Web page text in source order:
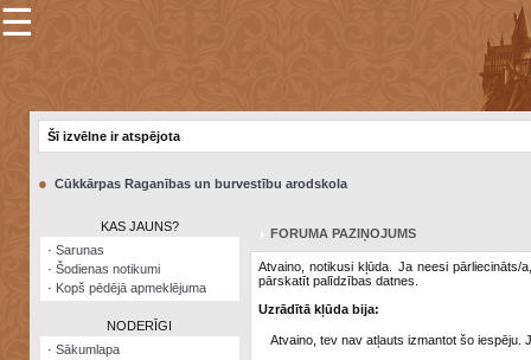
×
Šodienas
notikumi
☰
Šī izvēlne ir atspējota
● Cūkkārpas Raganības un burvestību arodskola
KAS JAUNS?
· Sarunas
· Šodienas notikumi
· Kopš pēdējā apmeklējuma
NODERĪGI
· Sākumlapa
FORUMA PAZIŅOJUMS
Atvaino, notikusi kļūda. Ja neesi pārliecināts/
pārskatīt palīdzības datnes.
Uzrādītā kļūda bija:
Atvaino, tev nav atļauts izmantot šo iespēju.